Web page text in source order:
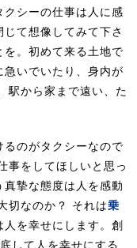
シーの仕事は人に感
て想像してみて下さ
。初めて来る土地で
いでいたり、身内が
駅から家まで遠い、た
のがタクシーなので
事をしてほしいと思っ
摯な態度は人を感動
切なのか？ それは乗
人を幸せにします。創
して人を幸せにする